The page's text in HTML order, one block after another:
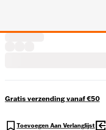
Gratis verzending vanaf €50
Toevoegen Aan Verlanglijst